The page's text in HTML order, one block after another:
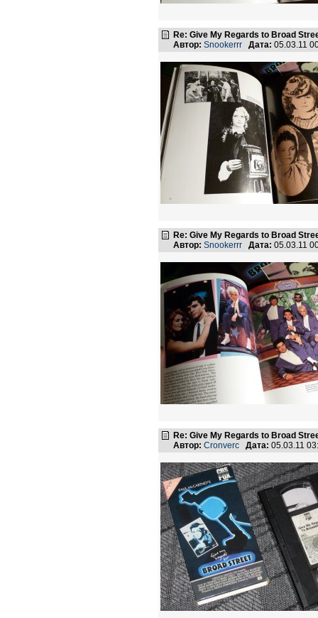
Re: Give My Regards to Broad
Автор: Snookerrr Дата: 05.03.11
Re: Give My Regards to Broad
Автор: Snookerrr Дата: 05.03.11
Re: Give My Regards to Broad
Автор: Cronverc Дата: 05.03.11